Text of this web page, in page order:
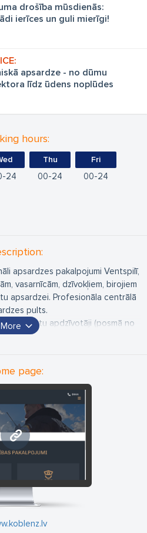
drošība mūsdienās:
ierīces un guli mierīgi!
apsardze - no dūmu
līdz ūdens noplūdes
hours:
24
Thu
00 24
Fri
00 24
apsardzes pakalpojumi Ventspilī,
vasarnīcām, dzīvokļiem, birojiem
apsardzei. Profesionāla centrālā
pults.
krastu apdzīvotāji (posmā no
tāmnieku dialektā. Tā viš i! Jau
iela 4, Ventspils
26 674 333
Kazakevičs
More
page:
www.koblenz.lv